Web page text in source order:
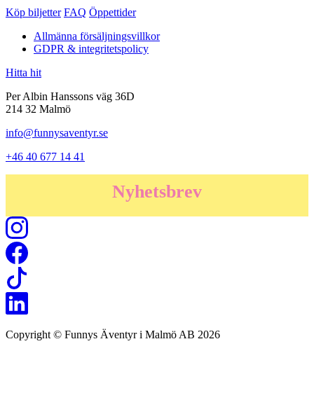
Köp biljetter FAQ Öppettider
Allmänna försäljningsvillkor
GDPR & integritetspolicy
Hitta hit
Per Albin Hanssons väg 36D
214 32 Malmö
info@funnysaventyr.se
+46 40 677 14 41
Nyhetsbrev
Copyright © Funnys Äventyr i Malmö AB 2026